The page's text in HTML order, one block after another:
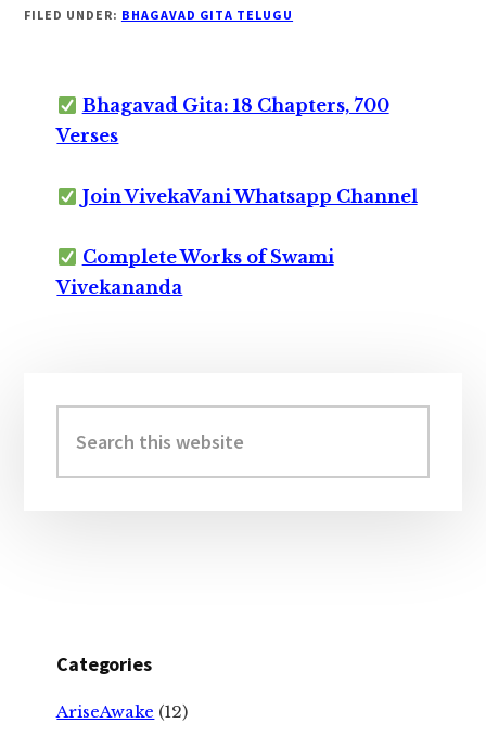
FILED UNDER: BHAGAVAD GITA TELUGU
Bhagavad Gita: 18 Chapters, 700
Verses
Join VivekaVani Whatsapp Channel
Complete Works of Swami
Vivekananda
Sidebar
this
website
Categories
AriseAwake (12)